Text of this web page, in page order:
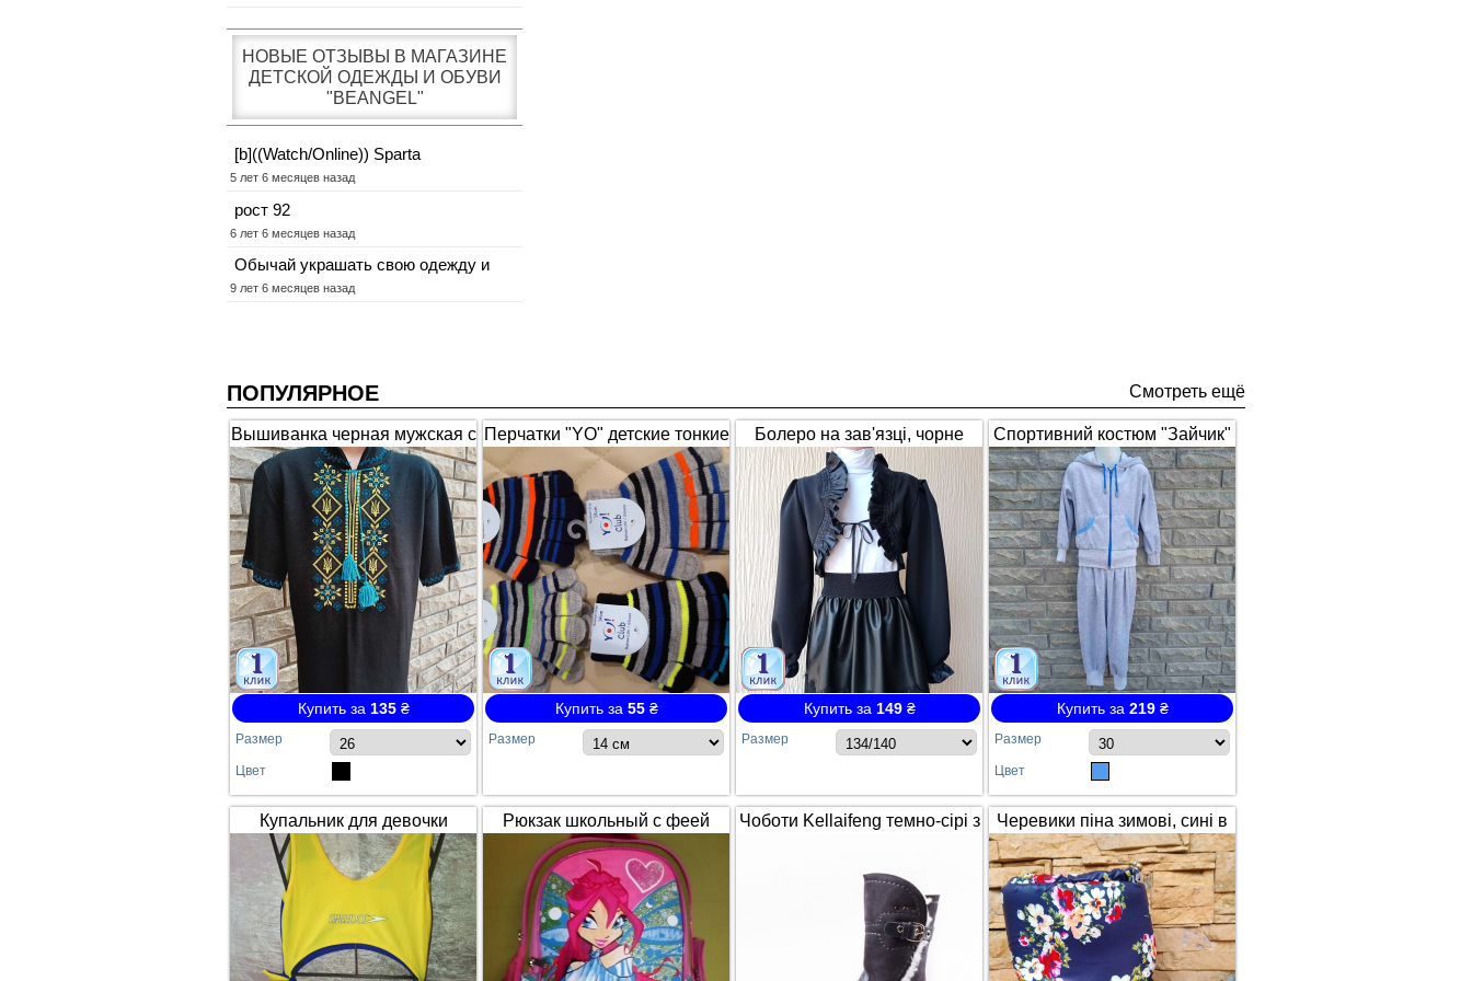
НОВЫЕ ОТЗЫВЫ В МАГАЗИНЕ
ДЕТСКОЙ ОДЕЖДЫ И ОБУВИ
"BEANGEL"
[b]((Watch/Online)) Sparta
5 лет 6 месяцев назад
рост 92
6 лет 6 месяцев назад
Обычай украшать свою одежду и
9 лет 6 месяцев назад
ПОПУЛЯРНОЕ Смотреть ещё
Вышиванка черная мужская с
коротким рукавом "Гербы"
Купить за 135₴
Размер
Цвет
Перчатки "YO" детские тонкие
полосатые
Купить за 55₴
Размер
Болеро на зав'язці, чорне
(1653)
Купить за 149₴
Размер
Спортивний костюм "Зайчик"
з вушками, сірий з синім 1672
(арт.326)
Купить за 219₴
Размер
Цвет
Купальник для девочки
SPEEDO жёлто-синий
сдельный №64
Рюкзак школьный с феей
Winx / Винкс
Чоботи Kellaifeng темно-сірі з
Черевики піна зимові, сині в
квітах